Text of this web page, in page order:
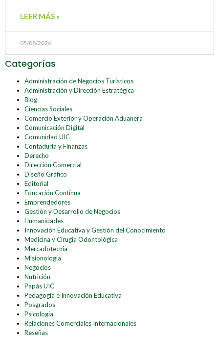
LEER MÁS »
05/08/2026
Categorías
Administración de Negocios Turísticos
Administración y Dirección Estratégica
Blog
Ciencias Sociales
Comercio Exterior y Operación Aduanera
Comunicación Digital
Comunidad UIC
Contaduría y Finanzas
Derecho
Dirección Comercial
Diseño Gráfico
Editorial
Educación Continua
Emprendedores
Gestión y Desarrollo de Negocios
Humanidades
Innovación Educativa y Gestión del Conocimiento
Medicina y Cirugía Odontológica
Mercadotecnia
Misionología
Negocios
Nutrición
Papás UIC
Pedagogía e Innovación Educativa
Posgrados
Psicología
Relaciones Comerciales Internacionales
Reseñas